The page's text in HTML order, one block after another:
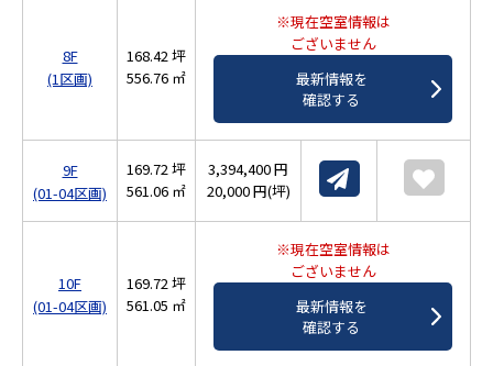
8F
(1区画)
168.42 坪
556.76 ㎡
※現在空室情報は
ございません
最新情報を
確認する
9F
(01-04区画)
169.72 坪
561.06 ㎡
3,394,400 円
20,000 円(坪)
10F
(01-04区画)
169.72 坪
561.05 ㎡
※現在空室情報は
ございません
最新情報を
確認する